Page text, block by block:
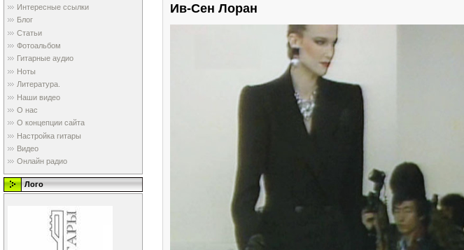
Интересные ссылки
Блог
Статьи
Фотоальбом
Гитарные аудио
Ноты
Литература.
Наши видео
О нас
О концепции сайта
Настройка гитары
Видео
Онлайн радио
Лого
Ив-Сен Лоран